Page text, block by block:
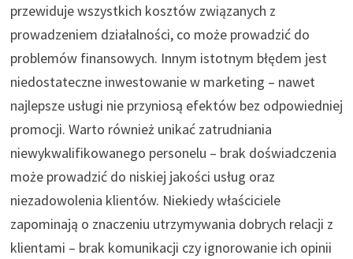
przewiduje wszystkich kosztów związanych z
prowadzeniem działalności, co może prowadzić do
problemów finansowych. Innym istotnym błędem jest
niedostateczne inwestowanie w marketing – nawet
najlepsze usługi nie przyniosą efektów bez odpowiedniej
promocji. Warto również unikać zatrudniania
niewykwalifikowanego personelu – brak doświadczenia
może prowadzić do niskiej jakości usług oraz
niezadowolenia klientów. Niekiedy właściciele
zapominają o znaczeniu utrzymywania dobrych relacji z
klientami – brak komunikacji czy ignorowanie ich opinii